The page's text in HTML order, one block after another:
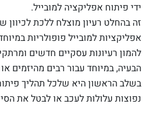
ידי פיתוח אפליקציה למובייל.
זה בהחלט רעיון מוצלח ללכת לכיוון
אפליקציות למובייל פופולריות
להמון רעיונות עסקיים חדשים
הבעיה, במיוחד עבור רבים מהיזמים
בשלב הראשון היא שלכל תהליך
נפוצות עלולות לעכב או לבטל את